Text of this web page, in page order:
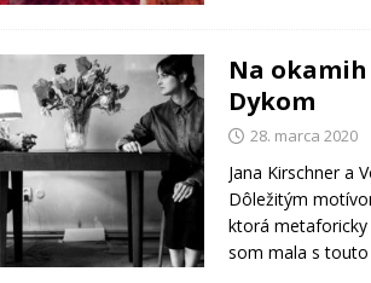
Na
Dykom
28. marca 2020
Jana Kirschner a
Dôležitým
ktorá metaforicky
som mala s touto